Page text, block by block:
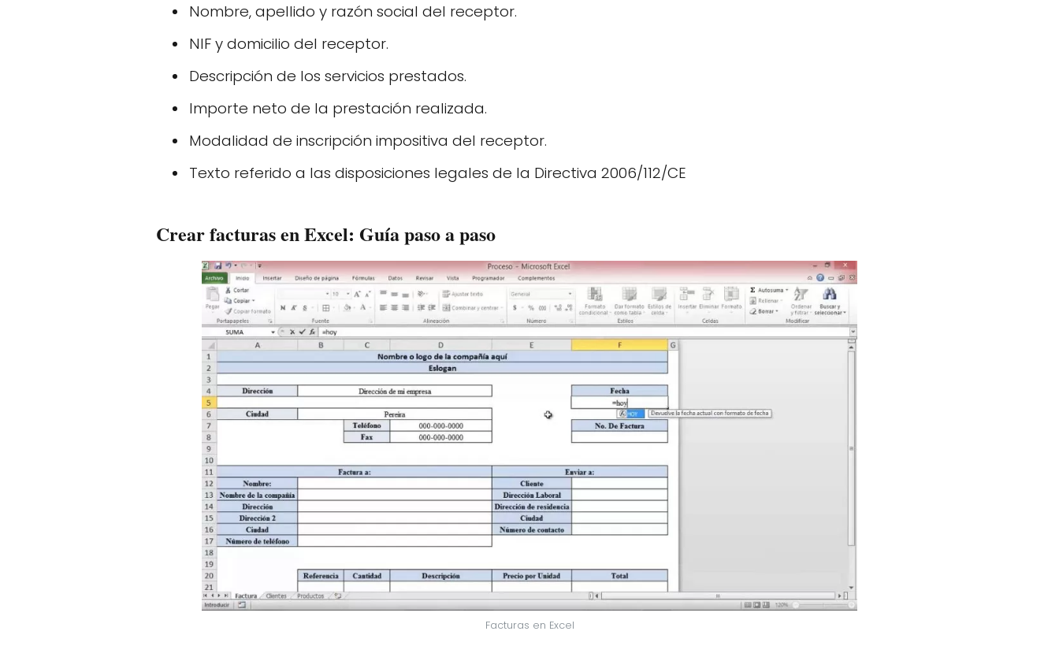
Nombre, apellido y razón social del receptor.
NIF y domicilio del receptor.
Descripción de los servicios prestados.
Importe neto de la prestación realizada.
Modalidad de inscripción impositiva del receptor.
Texto referido a las disposiciones legales de la Directiva 2006/112/CE
Crear facturas en Excel: Guía paso a paso
Facturas en Excel